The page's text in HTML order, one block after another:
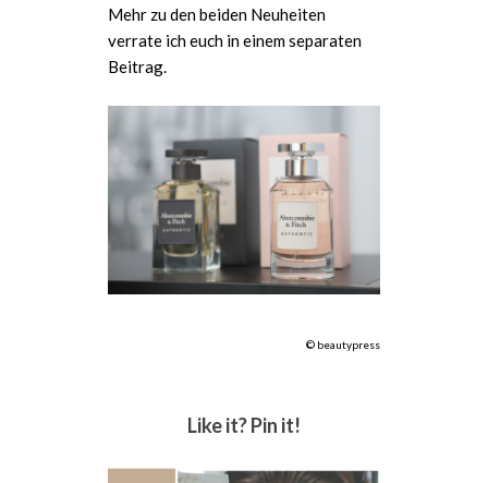
Mehr zu den beiden Neuheiten
verrate ich euch in einem separaten
Beitrag.
© beautypress
Like it? Pin it!